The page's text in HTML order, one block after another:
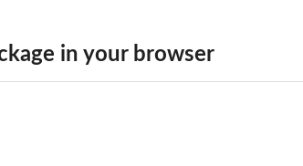
in your browser